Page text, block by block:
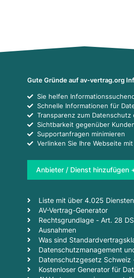
Gute Gründe auf av-vertrag.org
Sie helfen
Schnelle Informationen für
Transparenz zum Datenschutz
Sichtbarkeit gegenüber
Supportanfragen minimieren
Verlinken Sie Ihre Webseite
Anbieter / Dienst hinzufügen
Liste mit über 4.025
AV-Vertrag-Generator
Rechtsgrundlage - Art. 28
Ausnahmen
Was sind
Datenschutzmanagement
Datenschutzgesetz Schweiz
Kostenloser Generator für